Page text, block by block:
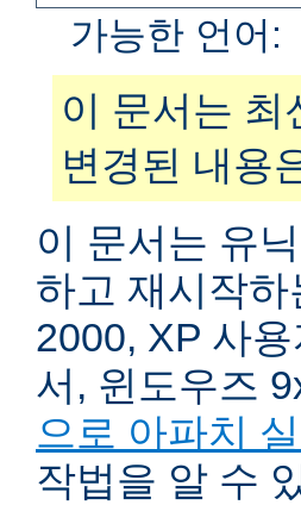
가능한 언어:
이 문서는 최
변경된 내용
이 문서는 유
하고 재시작
2000, XP 사
서, 윈도우즈
으로 아파치
작법을 알 수